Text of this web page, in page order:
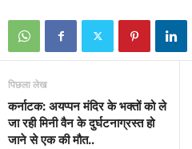
पिछला लेख
कर्नाटक: अयप्पन मंदिर के भक्तों को ले
जा रही मिनी वैन के दुर्घटनाग्रस्त हो
जाने से एक की मौत..